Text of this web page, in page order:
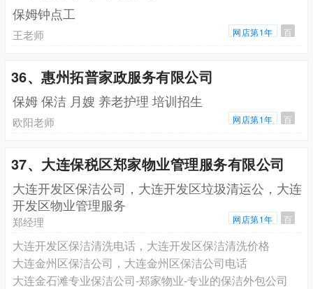
保姆钟点工
王老师 网店第1年 百
36、惠州拓普家政服务有限公司
保姆 保洁 月嫂 养老护理 培训招生
欧阳老师 网店第1年 百
37、大连保税区郑家物业管理服务有限公司
大连开发区保洁公司，大连开发区垃圾清运公，大连
开发区物业管理服务
郑经理 网店第1年 百
大连开发区保洁清洗电话，大连开发区保洁清洗价格
大连金州区保洁公司，大连金州区保洁公司电话
大连金石滩专业保洁公司-郑家物业-专业的保洁外包公司